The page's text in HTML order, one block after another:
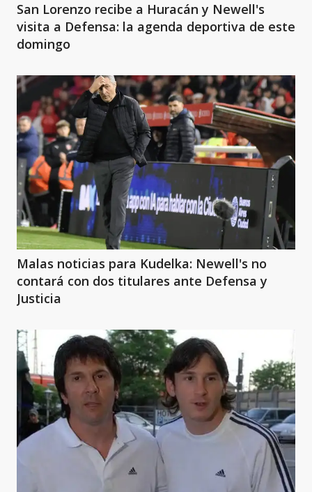
San Lorenzo recibe a Huracán y Newell's
visita a Defensa: la agenda deportiva de este
domingo
Malas noticias para Kudelka: Newell's no
contará con dos titulares ante Defensa y
Justicia